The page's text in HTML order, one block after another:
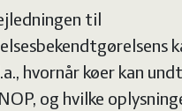
til
hvornår køer kan
og hvilke